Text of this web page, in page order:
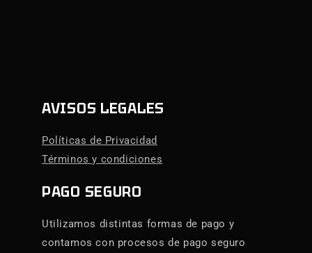
AVISOS LEGALES
Políticas de Privacidad
Términos y condiciones
PAGO SEGURO
Utilizamos distintas formas de pago y
contamos con procesos de pago seguro